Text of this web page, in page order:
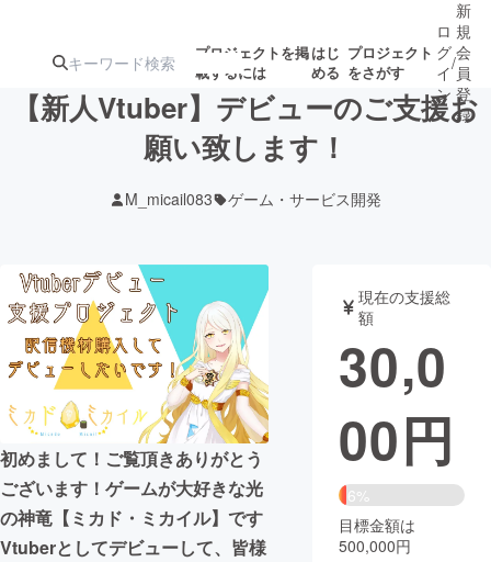
プロジェクトを掲
載するには
はじ
める
プロジェクト
をさがす
ターン
ジェクト
ロジェクト
アート・写真 音楽
テクノロジー・ガジェット ゲーム・
映像・映画 書籍・雑誌
ビジネス・起業 チャレンジ
まちづくり・地域活性化
ロ
グ
イ
ン
/
新
規
会
員
登
録
【新人Vtuber】デビューのご支援お
願い致します！
M_micail083 ゲーム・サービス開発
初めまして！ご覧頂きありがとう
ございます！ゲームが大好きな光
の神竜【ミカド・ミカイル】です
Vtuberとしてデビューして、皆様
現在の支援総
額
30,0
00円
6%
目標金額は
500,000円